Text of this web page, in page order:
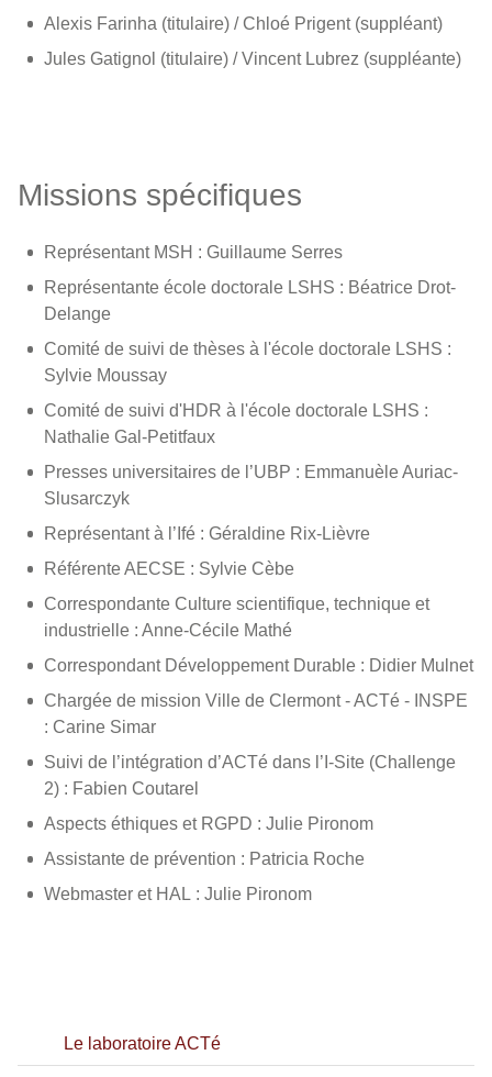
Alexis Farinha (titulaire) / Chloé Prigent (suppléant)
Jules Gatignol (titulaire) / Vincent Lubrez (suppléante)
Missions spécifiques
­Représentant MSH : Guillaume Serres
­Représentante école doctorale LSHS : Béatrice Drot-
Delange
Comité de suivi de thèses à l'école doctorale LSHS :
Sylvie Moussay
Comité de suivi d'HDR à l'école doctorale LSHS :
Nathalie Gal-Petitfaux
Presses universitaires de l’UBP : Emmanuèle Auriac-
Slusarczyk
Représentant à l’Ifé : Géraldine Rix-Lièvre
Référente AECSE : Sylvie Cèbe
Correspondante Culture scientifique, technique et
industrielle : Anne-Cécile Mathé
Correspondant Développement Durable : Didier Mulnet
Chargée de mission Ville de Clermont - ACTé - INSPE
: Carine Simar
Suivi de l’intégration d’ACTé dans l’I-Site (Challenge
2) : Fabien Coutarel
Aspects éthiques et RGPD : Julie Pironom
Assistante de prévention : Patricia Roche
Webmaster et HAL : Julie Pironom
Le laboratoire ACTé